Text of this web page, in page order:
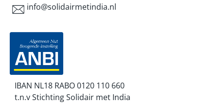
info@solidairmetindia.nl
IBAN NL18 RABO 0120 110 660
t.n.v Stichting Solidair met India